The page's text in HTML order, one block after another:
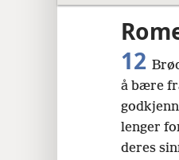
12
å bære
lenger
deres